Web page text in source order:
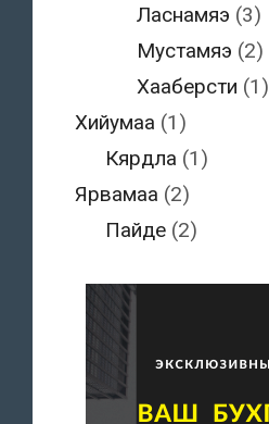
Ласнамяэ (3)
Мустамяэ (2)
Хааберсти (1)
Хийумаа (1)
Кярдла (1)
Ярвамаа (2)
Пайде (2)